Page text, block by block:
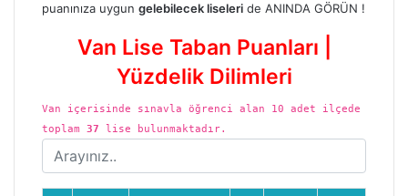
puanınıza uygun gelebilecek liseleri de ANINDA GÖRÜN !
Van Lise Taban Puanları |
Yüzdelik Dilimleri
Van içerisinde sınavla öğrenci alan 10 adet ilçede
toplam 37 lise bulunmaktadır.